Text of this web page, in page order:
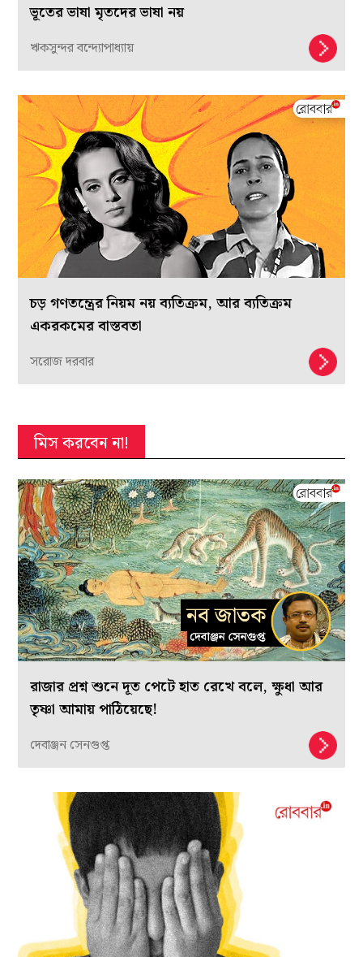
ভূতের ভাষা মৃতদের ভাষা নয়
ঋকসুন্দর বন্দ্যোপাধ্যায়
চড় গণতন্ত্রের নিয়ম নয় ব্যতিক্রম, আর ব্যতিক্রম
একরকমের বাস্তবতা
সরোজ দরবার
মিস করবেন না!
রাজার প্রশ্ন শুনে দূত পেটে হাত রেখে বলে, ক্ষুধা আর
তৃষ্ণা আমায় পাঠিয়েছে!
দেবাঞ্জন সেনগুপ্ত